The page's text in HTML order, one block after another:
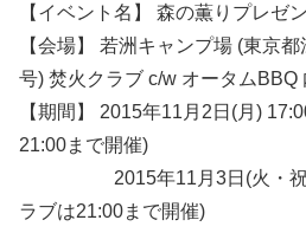
【イベント名】 森の薫りプレゼ
【会場】 若洲キャンプ場 (東京
号) 焚火クラブ c/w オータムBBQ
【期間】 2015年11月2日(月)
21:00まで開催)
2015年11月3日(火・祝)
ラブは21:00まで開催)